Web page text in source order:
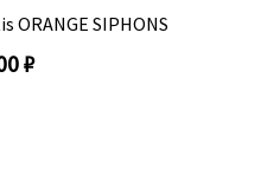
ORANGE SIPHONS
₽